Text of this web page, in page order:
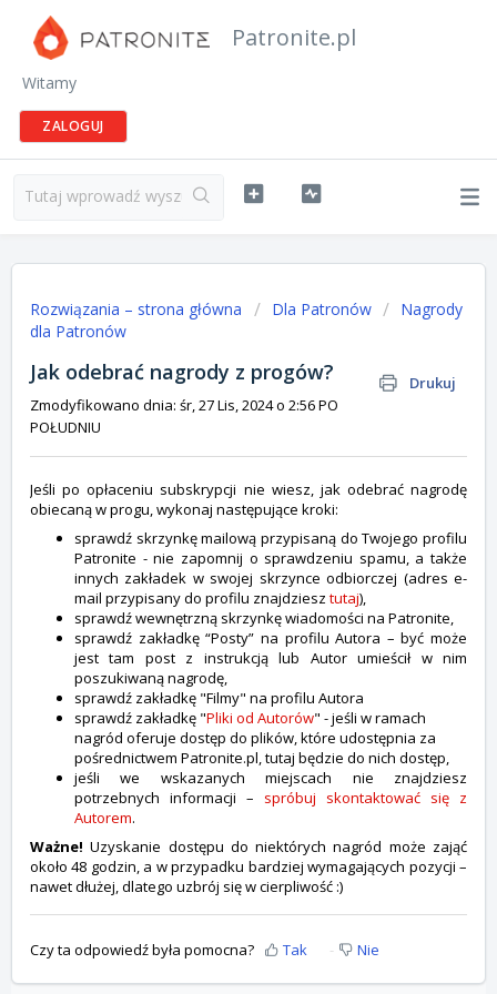
Patronite.pl
Witamy
ZALOGUJ
Rozwiązania – strona główna Dla Patronów
Nagrody
dla Patronów
Jak odebrać nagrody z progów?
Drukuj
Zmodyfikowano dnia: śr, 27 Lis, 2024 o 2:56 PO
POŁUDNIU
Jeśli po opłaceniu subskrypcji nie wiesz, jak odebrać nagrodę
obiecaną w progu, wykonaj następujące kroki:
sprawdź skrzynkę mailową przypisaną do Twojego profilu
Patronite - nie zapomnij o sprawdzeniu spamu, a także
innych zakładek w swojej skrzynce odbiorczej (adres e-
mail przypisany do profilu znajdziesz tutaj),
sprawdź wewnętrzną skrzynkę wiadomości na Patronite,
sprawdź zakładkę “Posty” na profilu Autora – być może
jest tam post z instrukcją lub Autor umieścił w nim
poszukiwaną nagrodę,
sprawdź zakładkę "Filmy" na profilu Autora
sprawdź zakładkę "Pliki od Autorów" - jeśli w ramach
nagród oferuje dostęp do plików, które udostępnia za
pośrednictwem Patronite.pl, tutaj będzie do nich dostęp,
jeśli we wskazanych miejscach nie znajdziesz
potrzebnych informacji – spróbuj skontaktować się z
Autorem.
Ważne! Uzyskanie dostępu do niektórych nagród może zająć
około 48 godzin, a w przypadku bardziej wymagających pozycji –
nawet dłużej, dlatego uzbrój się w cierpliwość :)
Czy ta odpowiedź była pomocna? Tak Nie